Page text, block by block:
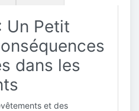
Un Petit
dans les
et des